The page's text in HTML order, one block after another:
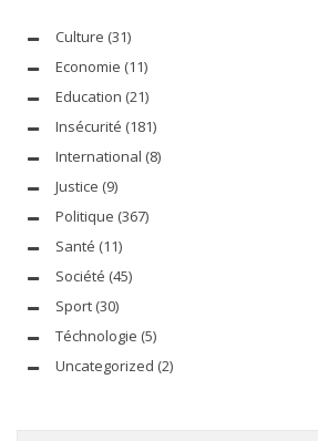
Culture (31)
Economie (11)
Education (21)
Insécurité (181)
International (8)
Justice (9)
Politique (367)
Santé (11)
Société (45)
Sport (30)
Téchnologie (5)
Uncategorized (2)